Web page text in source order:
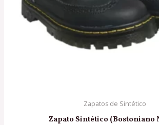
Zapatos de Sintético
Zapato Sintético (Bostoniano